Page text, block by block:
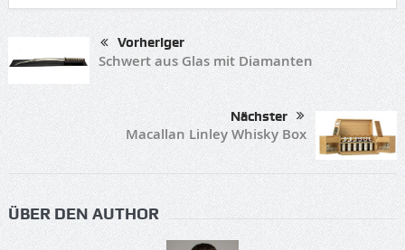
Vorheriger
Schwert aus Glas mit Diamanten
Nächster
Macallan Linley Whisky Box
ÜBER DEN AUTHOR